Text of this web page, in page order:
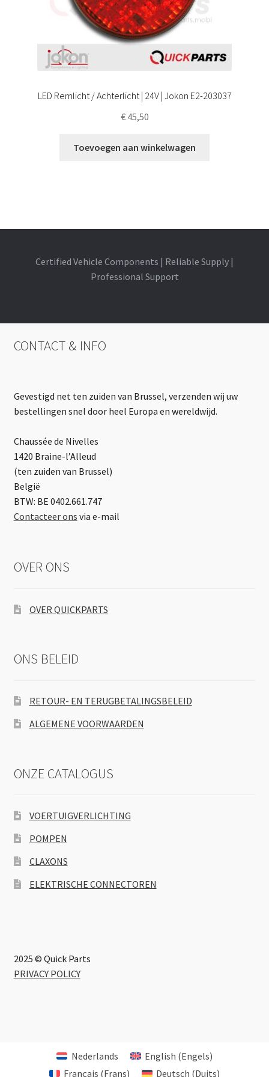
LED Remlicht / Achterlicht | 24V | Jokon E2-203037
€45,50
Toevoegen aan winkelwagen
Certified Vehicle Components | Reliable Supply |
Professional Support
CONTACT & INFO
Gevestigd net ten zuiden van Brussel, verzenden wij uw
bestellingen snel door heel Europa en wereldwijd.
Chaussée de Nivelles
1420 Braine-l’Alleud
(ten zuiden van Brussel)
België
BTW: BE 0402.661.747
Contacteer ons via e-mail
OVER ONS
OVER QUICKPARTS
ONS BELEID
RETOUR- EN TERUGBETALINGSBELEID
ALGEMENE VOORWAARDEN
ONZE CATALOGUS
VOERTUIGVERLICHTING
POMPEN
CLAXONS
ELEKTRISCHE CONNECTOREN
2025 © Quick Parts
PRIVACY POLICY
Nederlands English (Engels)
Français (Frans) Deutsch (Duits)